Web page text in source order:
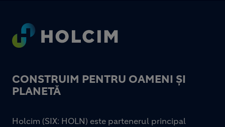
Footer
CONSTRUIM PENTRU OAMENI ȘI
PLANETĂ
Holcim (SIX: HOLN) este partenerul principal